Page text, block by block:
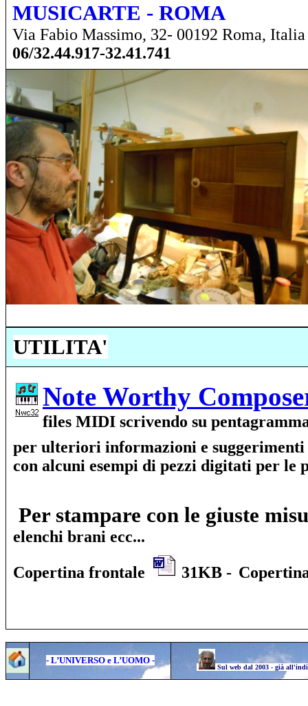
MUSICARTE - ROMA
Via Fabio Massimo, 32- 00192 Roma, Italia
06/32.44.917-32.41.741
UTILITA'
Note Worthy
files MIDI scrivendo su
per ulteriori informazioni e
con alcuni esempi di pezzi digitati per le
Per stampare con le giuste
elenchi brani ecc...
Copertina frontale
31KB -
- L’UNIVERSO e L’UOMO -
Sul web dal 2003 - già